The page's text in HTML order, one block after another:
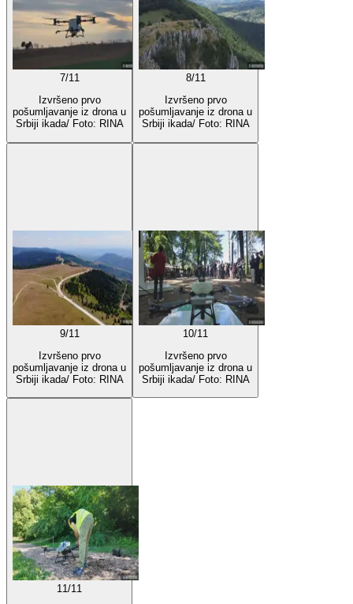
7/11
Izvršeno prvo
pošumljavanje iz drona u
Srbiji ikada/ Foto: RINA
8/11
Izvršeno prvo
pošumljavanje iz drona u
Srbiji ikada/ Foto: RINA
9/11
Izvršeno prvo
pošumljavanje iz drona u
Srbiji ikada/ Foto: RINA
10/11
Izvršeno prvo
pošumljavanje iz drona u
Srbiji ikada/ Foto: RINA
11/11